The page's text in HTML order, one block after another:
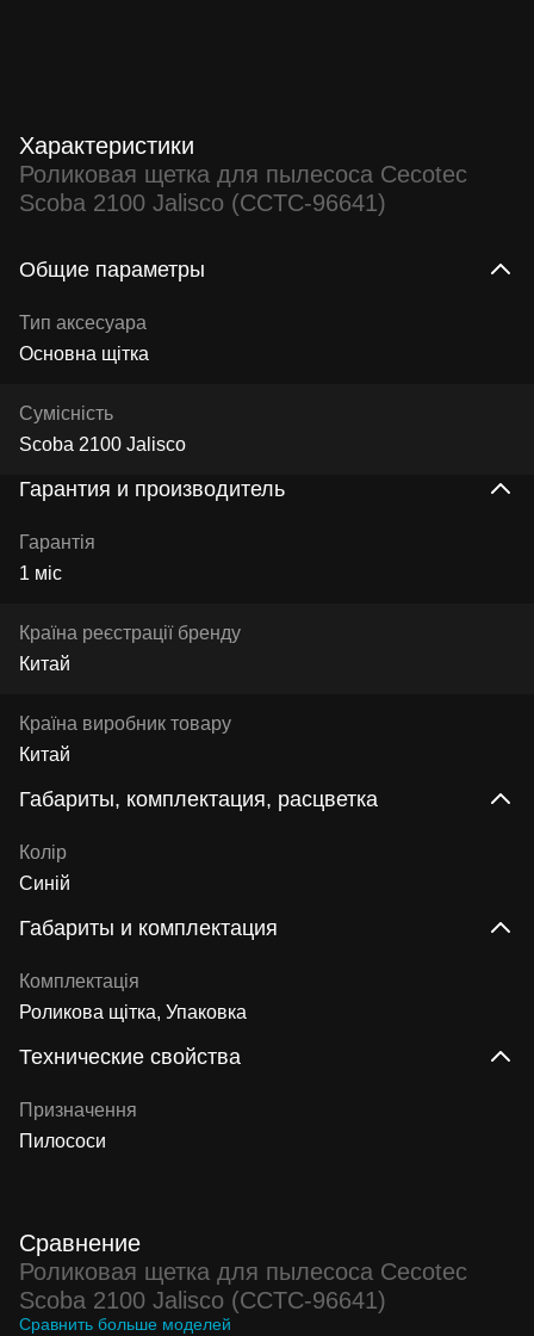
Характеристики
Роликовая щетка для пылесоса Cecotec
Scoba 2100 Jalisco (CCTC-96641)
Общие параметры
Тип аксесуара
Основна щітка
Сумісність
Scoba 2100 Jalisco
Гарантия и производитель
Гарантія
1 міс
Країна реєстрації бренду
Китай
Країна виробник товару
Китай
Габариты, комплектация, расцветка
Колір
Синій
Габариты и комплектация
Комплектація
Роликова щітка, Упаковка
Технические свойства
Призначення
Пилососи
Сравнение
Роликовая щетка для пылесоса Cecotec
Scoba 2100 Jalisco (CCTC-96641)
Сравнить больше моделей